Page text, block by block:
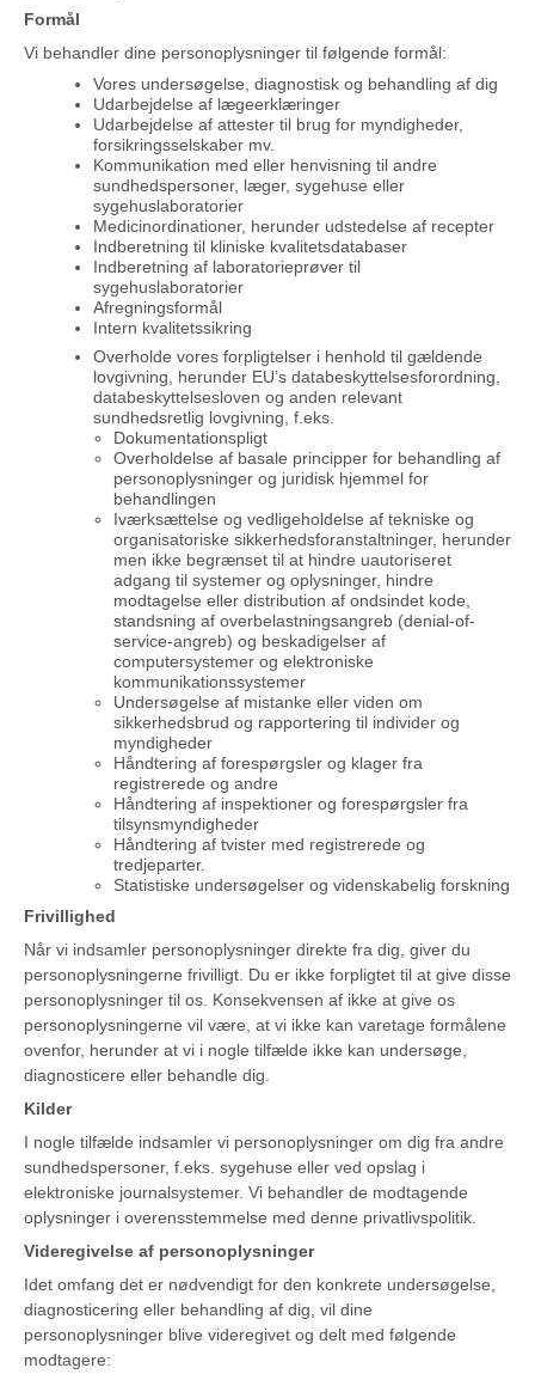
Formål
Vi behandler dine personoplysninger til følgende formål:
Vores undersøgelse, diagnostisk og behandling af dig
Udarbejdelse af lægeerklæringer
Udarbejdelse af attester til brug for myndigheder,
forsikringsselskaber mv.
Kommunikation med eller henvisning til andre
sundhedspersoner, læger, sygehuse eller
sygehuslaboratorier
Medicinordinationer, herunder udstedelse af recepter
Indberetning til kliniske kvalitetsdatabaser
Indberetning af laboratorieprøver til
sygehuslaboratorier
Afregningsformål
Intern kvalitetssikring
Overholde vores forpligtelser i henhold til gældende
lovgivning, herunder EU’s databeskyttelsesforordning,
databeskyttelsesloven og anden relevant
sundhedsretlig lovgivning, f.eks.
Dokumentationspligt
Overholdelse af basale principper for behandling af
personoplysninger og juridisk hjemmel for
behandlingen
Iværksættelse og vedligeholdelse af tekniske og
organisatoriske sikkerhedsforanstaltninger, herunder
men ikke begrænset til at hindre uautoriseret
adgang til systemer og oplysninger, hindre
modtagelse eller distribution af ondsindet kode,
standsning af overbelastningsangreb (denial-of-
service-angreb) og beskadigelser af
computersystemer og elektroniske
kommunikationssystemer
Undersøgelse af mistanke eller viden om
sikkerhedsbrud og rapportering til individer og
myndigheder
Håndtering af forespørgsler og klager fra
registrerede og andre
Håndtering af inspektioner og forespørgsler fra
tilsynsmyndigheder
Håndtering af tvister med registrerede og
tredjeparter.
Statistiske undersøgelser og videnskabelig forskning
Frivillighed
Når vi indsamler personoplysninger direkte fra dig, giver du
personoplysningerne frivilligt. Du er ikke forpligtet til at give disse
personoplysninger til os. Konsekvensen af ikke at give os
personoplysningerne vil være, at vi ikke kan varetage formålene
ovenfor, herunder at vi i nogle tilfælde ikke kan undersøge,
diagnosticere eller behandle dig.
Kilder
I nogle tilfælde indsamler vi personoplysninger om dig fra andre
sundhedspersoner, f.eks. sygehuse eller ved opslag i
elektroniske journalsystemer. Vi behandler de modtagende
oplysninger i overensstemmelse med denne privatlivspolitik.
Videregivelse af personoplysninger
Idet omfang det er nødvendigt for den konkrete undersøgelse,
diagnosticering eller behandling af dig, vil dine
personoplysninger blive videregivet og delt med følgende
modtagere: